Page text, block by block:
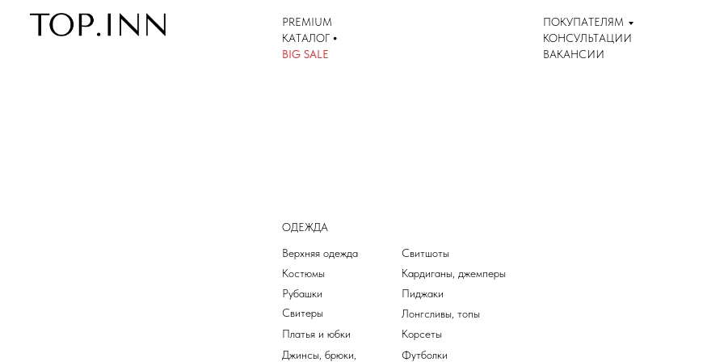
BIG SALE
PREMIUM
ПОКУПАТЕЛЯМ
КОНСУЛЬТАЦИИ
КАТАЛОГ •
КАТАЛОГ
ВАКАНСИИ
ОДЕЖДА
Верхняя одежда
Платья и юбки
Костюмы
Рубашки
Лонгсливы, топы
Корсеты
Свитшоты
Свитеры
Джинсы, брюки,
Пиджаки
Футболки
Кардиганы, джемперы